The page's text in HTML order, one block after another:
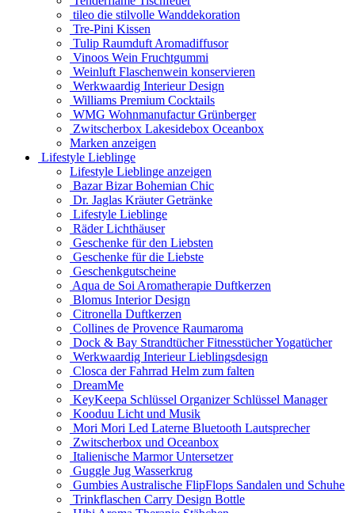
tileo die stilvolle Wanddekoration
Tre-Pini Kissen
Tulip Raumduft Aromadiffusor
Vinoos Wein Fruchtgummi
Weinluft Flaschenwein konservieren
Werkwaardig Interieur Design
Williams Premium Cocktails
WMG Wohnmanufactur Grünberger
Zwitscherbox Lakesidebox Oceanbox
Marken anzeigen
Lifestyle Lieblinge
Lifestyle Lieblinge anzeigen
Bazar Bizar Bohemian Chic
Dr. Jaglas Kräuter Getränke
Lifestyle Lieblinge
Räder Lichthäuser
Geschenke für den Liebsten
Geschenke für die Liebste
Geschenkgutscheine
Aqua de Soi Aromatherapie Duftkerzen
Blomus Interior Design
Citronella Duftkerzen
Collines de Provence Raumaroma
Dock & Bay Strandtücher Fitnesstücher Yogatücher
Werkwaardig Interieur Lieblingsdesign
Closca der Fahrrad Helm zum falten
DreamMe
KeyKeepa Schlüssel Organizer Schlüssel Manager
Kooduu Licht und Musik
Mori Mori Led Laterne Bluetooth Lautsprecher
Zwitscherbox und Oceanbox
Italienische Marmor Untersetzer
Guggle Jug Wasserkrug
Gumbies Australische FlipFlops Sandalen und Schuhe
Trinkflaschen Carry Design Bottle